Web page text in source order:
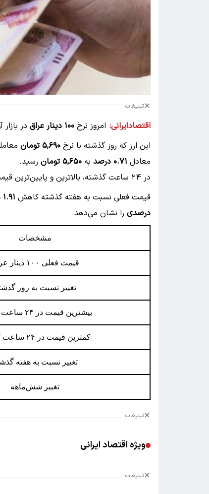
تبلیغات
اقتصادایرانی: امروز نرخ ۱۰۰ دینار عراق
در
این ارز که روز گذشته با نرخ ۵,۶۹۰ تومان معامله
معادل ۰.۷۱ درصد به ۵,۶۵۰ تومان
رسید.
در ۲۴ ساعت گذشته، بالاترین و پایین‌ترین قیمت ۱۰۰ دینار عراق هر دو برابر
قیمت فعلی نسبت به هفته گذشته کاهش ۱.۹۱ درصدی
درصدی را نشان می‌دهد.
مشخصات
قیمت فعلی ۱۰۰ دینار عراق
تغییر نسبت به روز
بیشترین قیمت در ۲۴ ساعت گذشته
کمترین قیمت در ۲۴ ساعت گذشته
تغییر نسبت به هفته
تغییر شش‌ماهه
تبلیغات
ویژه اقتصاد ایرانی
تبلیغات